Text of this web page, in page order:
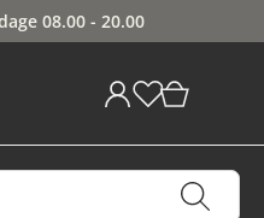
08.00 - 20.00